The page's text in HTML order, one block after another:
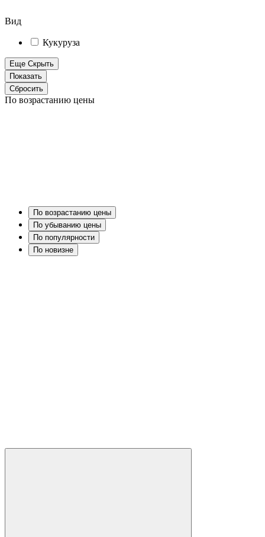
Вид
Кукуруза
Еще Скрыть
По возрастанию цены
По возрастанию цены
По убыванию цены
По популярности
По новизне